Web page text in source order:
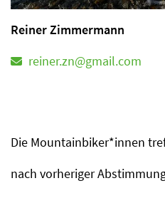
Reiner Zimmermann
reiner.zn@gmail.com
Die Mountainbiker*innen
nach vorheriger